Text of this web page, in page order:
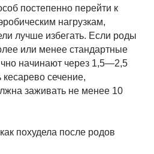
постепенно перейти к
нагрузкам,
лучше избегать. Если роды
или менее стандартные
начинают через 1,5—2,5
сечение,
заживать не менее 10
похудела после родов